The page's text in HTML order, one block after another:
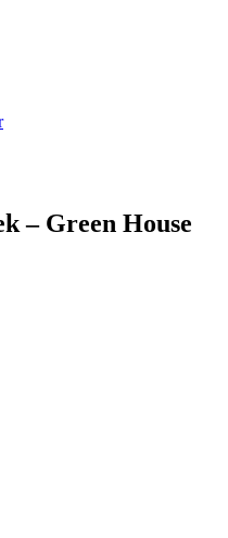
– Green House